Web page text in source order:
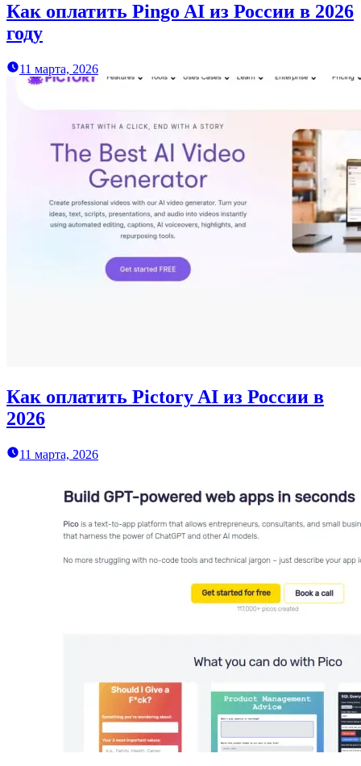
Как оплатить Pingo AI из России в 2026
году
11 марта, 2026
Как оплатить Pictory AI из России в
2026
11 марта, 2026